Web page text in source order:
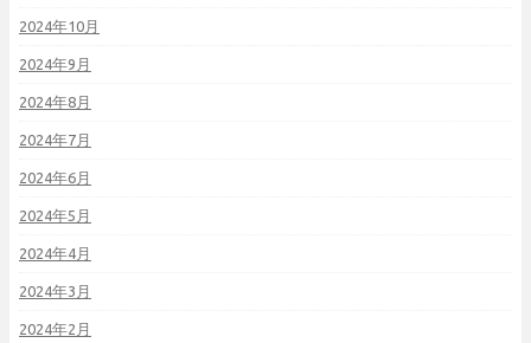
2024年10月
2024年9月
2024年8月
2024年7月
2024年6月
2024年5月
2024年4月
2024年3月
2024年2月